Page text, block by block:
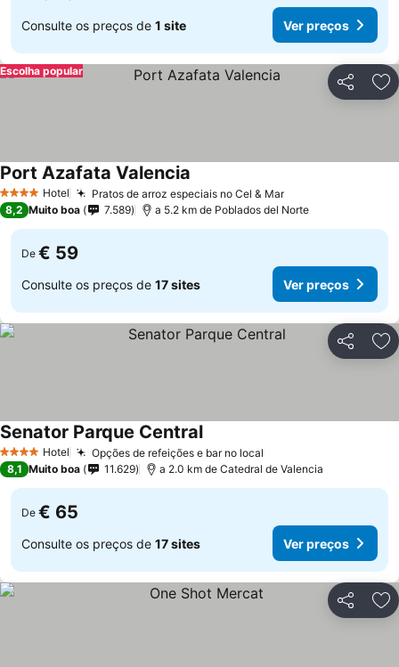
Consulte os preços de 1 site Ver preços
Partilhar
Escolha popular
4 EstrelasHotel Pratos de arroz especiais no Cel & Mar
Port Azafata Valencia
8,2 Muito boa 7.589 a 5.2 km de Poblados del Norte
De € 59
Consulte os preços de 17 sites Ver preços
Partilhar
4 EstrelasHotel Opções de refeições e bar no local
Senator Parque Central
8,1 Muito boa 11.629 a 2.0 km de Catedral de Valencia
De € 65
Consulte os preços de 17 sites Ver preços
Partilhar